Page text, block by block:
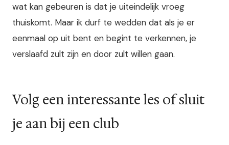
wat kan gebeuren is dat je uiteindelijk vroeg
thuiskomt. Maar ik durf te wedden dat als je er
eenmaal op uit bent en begint te verkennen, je
verslaafd zult zijn en door zult willen gaan.
Volg een interessante les of sluit
je aan bij een club